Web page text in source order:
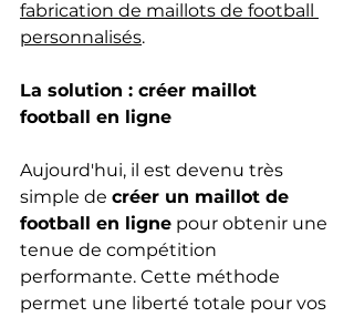
fabrication de maillots de football
personnalisés.
La solution : créer maillot
football en ligne
Aujourd'hui, il est devenu très
simple de créer un maillot de
football en ligne pour obtenir une
tenue de compétition
performante. Cette méthode
permet une liberté totale pour vos